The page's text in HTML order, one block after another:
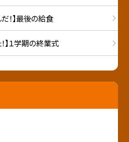
！】最後の給食
】１学期の終業式